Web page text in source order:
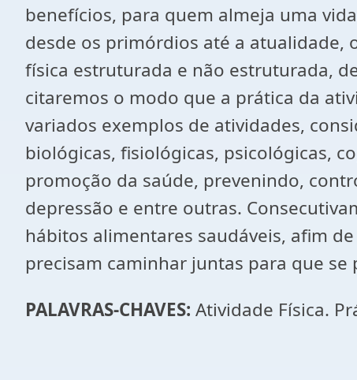
benefícios, para quem almeja uma
desde os primórdios até a atualidade,
física estruturada e não estruturada,
citaremos o modo que a prática da
variados exemplos de atividades,
biológicas, fisiológicas, psicológicas,
promoção da saúde, prevenindo,
depressão e entre outras.
hábitos alimentares saudáveis, afim
precisam caminhar juntas para que
PALAVRAS-CHAVES: Atividade Física.